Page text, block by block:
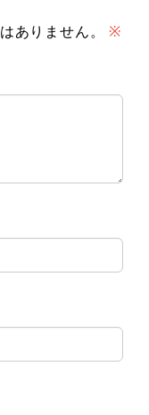
ありません。
※